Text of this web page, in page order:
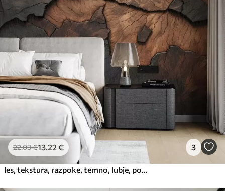
22.03€13 .22 € 3